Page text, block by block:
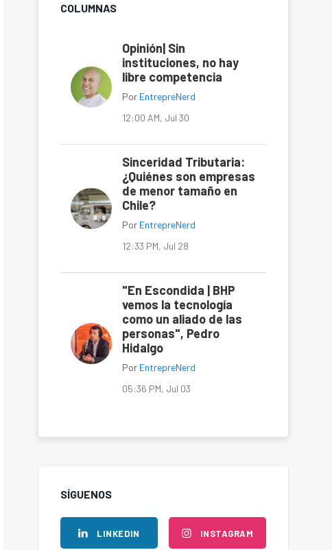
COLUMNAS
Opinión| Sin
instituciones, no hay
libre competencia
Por EntrepreNerd
12:00 AM, Jul 30
Sinceridad Tributaria:
¿Quiénes son empresas
de menor tamaño en
Chile?
Por EntrepreNerd
12:33 PM, Jul 28
"En Escondida | BHP
vemos la tecnología
como un aliado de las
personas", Pedro
Hidalgo
Por EntrepreNerd
05:36 PM, Jul 03
SÍGUENOS
LINKEDIN INSTAGRAM